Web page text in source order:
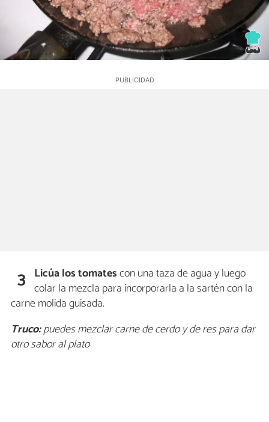
3 Licúa los tomatescon una taza de agua y luego
colar la mezcla para incorporarla a la sartén con la
carne molida guisada.
Truco:puedes mezclar carne de cerdo y de res para dar
otro sabor al plato